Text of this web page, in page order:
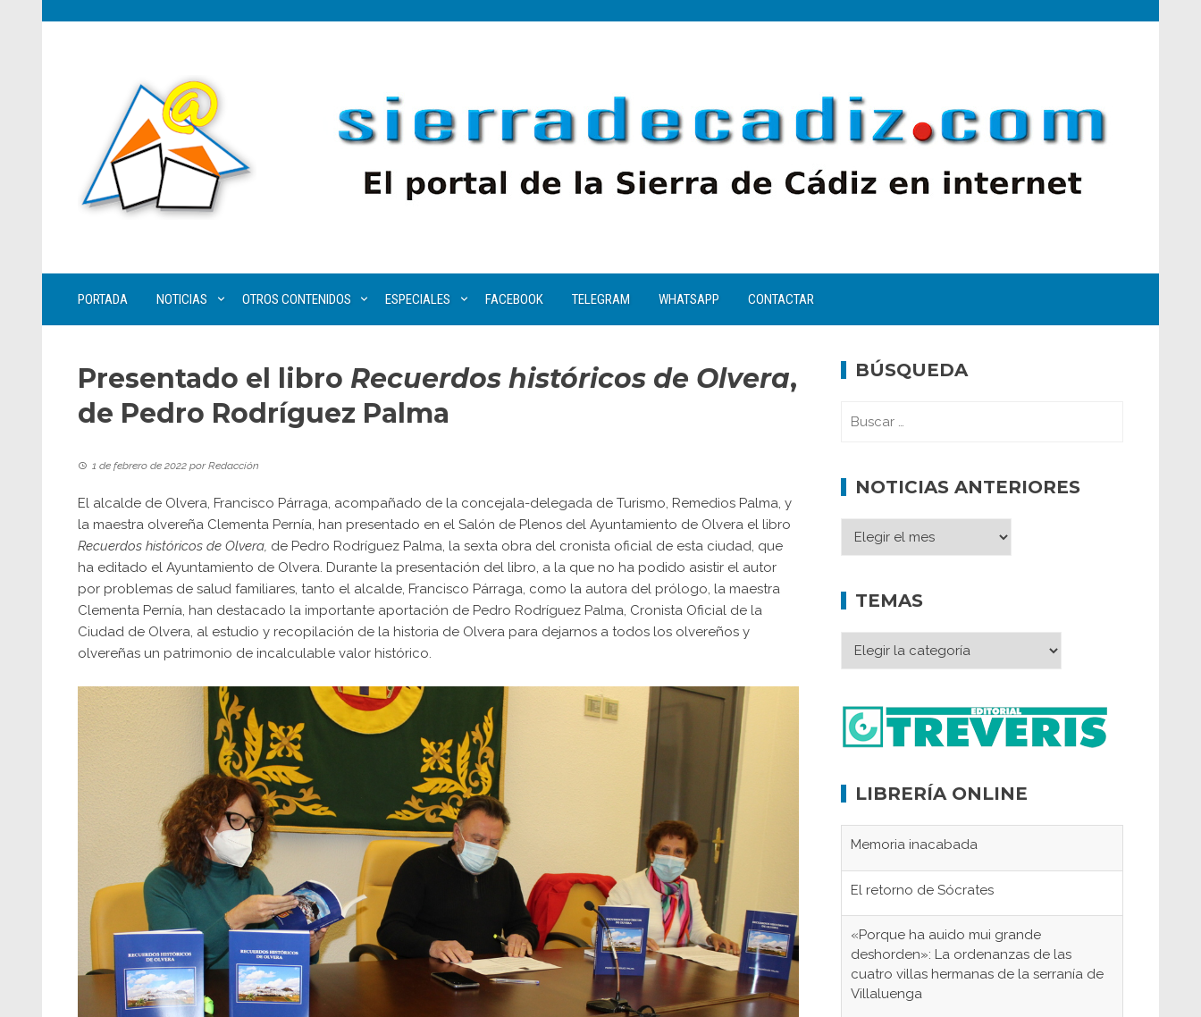
PORTADA NOTICIAS OTROS CONTENIDOS ESPECIALES FACEBOOK TELEGRAM WHATSAPP CONTACTAR
Presentado el libro Recuerdos históricos de Olvera,
de Pedro Rodríguez Palma
1 de febrero de 2022 porRedacción
El alcalde de Olvera, Francisco Párraga, acompañado de la concejala-delegada de Turismo, Remedios Palma, y
la maestra olvereña Clementa Pernía, han presentado en el Salón de Plenos del Ayuntamiento de Olvera el libro
Recuerdos históricos de Olvera, de Pedro Rodríguez Palma, la sexta obra del cronista oficial de esta ciudad, que
ha editado el Ayuntamiento de Olvera. Durante la presentación del libro, a la que no ha podido asistir el autor
por problemas de salud familiares, tanto el alcalde, Francisco Párraga, como la autora del prólogo, la maestra
Clementa Pernía, han destacado la importante aportación de Pedro Rodríguez Palma, Cronista Oficial de la
Ciudad de Olvera, al estudio y recopilación de la historia de Olvera para dejarnos a todos los olvereños y
olvereñas un patrimonio de incalculable valor histórico.
BÚSQUEDA
NOTICIAS ANTERIORES
TEMAS
LIBRERÍA ONLINE
Memoria inacabada
El retorno de Sócrates
«Porque ha auido mui grande
deshorden»: La ordenanzas de las
cuatro villas hermanas de la serranía de
Villaluenga